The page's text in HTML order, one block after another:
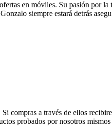
en móviles. Su pasión
siempre estará detrás
compras a través de ellos
probados por nosotros